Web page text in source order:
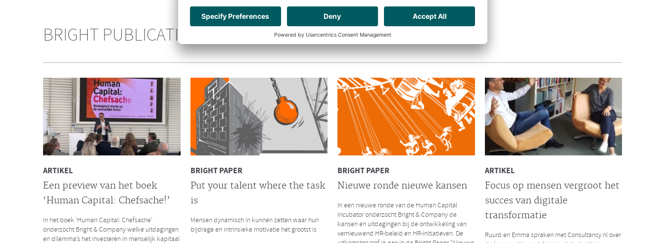
Bright & Company versterkt
de Galan Groep
Met trots delen wij met jullie het nieuws dat
Bright & Company zich heeft aangesloten bij de
Galan Groep en samen hun krachten bundelen.
Hendrik over het samengaan
Consultancy.nl interviewde Richard en Hendrik
over het samengaan van Bright & Company en de
Galan Groep.
INTERVIEW CHRO
De impact van massaal
thuiswerken
CHRO interviewde Ruurd Baane over het massale
thuiswerken als gevolg van de Coronacrisis. Wat
zijn de gelijkenissen en verschillen met de
kredietcrisis in 2008?
Lees hier het volledige interview
LEES MEER
INTERVIEW VISMA | RAET
De succesformule voor
waardevol HR
Visma | Raet interviewde onlangs Ruurd Baane
over de succesformule voor waardevol HR. Hoe
kun je als organisatie extra waarde toevoegen
door businesskansen te spotten vanuit een
optimale inzet van menselijk potentieel en
technologie?
Lees hier het volledige interview
BRIGHT PUBLICATIES
ARTIKEL
Een preview van het boek
‘Human Capital: Chefsache!’
In het boek ‘Human Capital: Chefsache’
onderzocht Bright & Company welke uitdagingen
en dilemma’s het investeren in menselijk kapitaal
BRIGHT PAPER
Put your talent where the task
is
Mensen dynamisch in kunnen zetten waar hun
bijdrage en intrinsieke motivatie het grootst is
BRIGHT PAPER
Nieuwe ronde nieuwe kansen
In een nieuwe ronde van de Human Capital
Incubator onderzocht Bright & Company de
kansen en uitdagingen bij de ontwikkeling van
vernieuwend HR-beleid en HR-initiatieven. De
ARTIKEL
Focus op mensen vergroot het
succes van digitale
transformatie
Ruurd en Emma spraken met Consultancy.nl over